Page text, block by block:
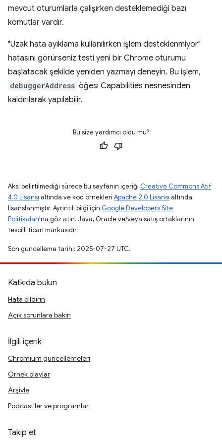
mevcut oturumlarla çalışırken desteklemediği bazı
komutlar vardır.
"Uzak hata ayıklama kullanılırken işlem desteklenmiyor"
hatasını görürseniz testi yeni bir Chrome oturumu
başlatacak şekilde yeniden yazmayı deneyin. Bu işlem,
debuggerAddress öğesi Capabilities nesnesinden
kaldırılarak yapılabilir.
Bu size yardımcı oldu mu?
Aksi belirtilmediği sürece bu sayfanın içeriği Creative Commons Atıf
4.0 Lisansı altında ve kod örnekleri Apache 2.0 Lisansı altında
lisanslanmıştır. Ayrıntılı bilgi için Google Developers Site
Politikaları'na göz atın. Java, Oracle ve/veya satış ortaklarının
tescilli ticari markasıdır.
Son güncelleme tarihi: 2025-07-27 UTC.
Katkıda bulun
Hata bildirin
Açık sorunlara bakın
İlgili içerik
Chromium güncellemeleri
Örnek olaylar
Arşivle
Podcast'ler ve programlar
Takip et